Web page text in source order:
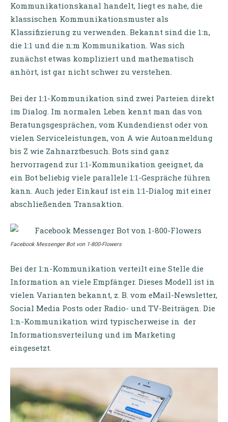
Kommunikationskanal handelt, liegt es nahe, die
klassischen Kommunikationsmuster als
Klassifizierung zu verwenden. Bekannt sind die 1:n,
die 1:1 und die n:m Kommunikation. Was sich
zunächst etwas kompliziert und mathematisch
anhört, ist gar nicht schwer zu verstehen.
Bei der 1:1-Kommunikation sind zwei Parteien direkt
im Dialog. Im normalen Leben kennt man das von
Beratungsgesprächen, vom Kundendienst oder von
vielen Serviceleistungen, von A wie Autoanmeldung
bis Z wie Zahnarztbesuch. Bots sind ganz
hervorragend zur 1:1-Kommunikation geeignet, da
ein Bot beliebig viele parallele 1:1-Gespräche führen
kann. Auch jeder Einkauf ist ein 1:1-Dialog mit einer
abschließenden Transaktion.
Facebook Messenger Bot von 1-800-Flowers
Bei der 1:n-Kommunikation verteilt eine Stelle die
Information an viele Empfänger. Dieses Modell ist in
vielen Varianten bekannt, z. B. vom eMail-Newsletter,
Social Media Posts oder Radio- und TV-Beiträgen. Die
1:n-Kommunikation wird typischerweise in der
Informationsverteilung und im Marketing
eingesetzt.